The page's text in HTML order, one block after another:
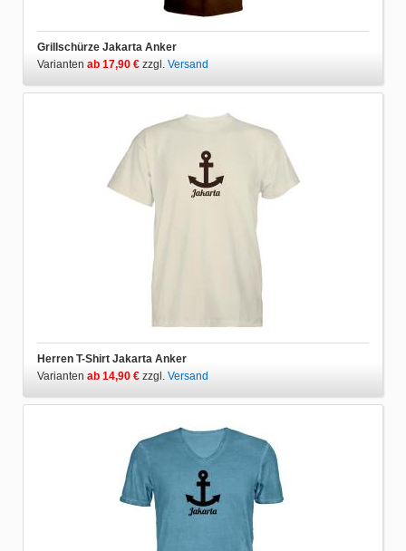
Grillschürze Jakarta Anker
Varianten ab 17,90 € zzgl. Versand
Herren T-Shirt Jakarta Anker
Varianten ab 14,90 € zzgl. Versand